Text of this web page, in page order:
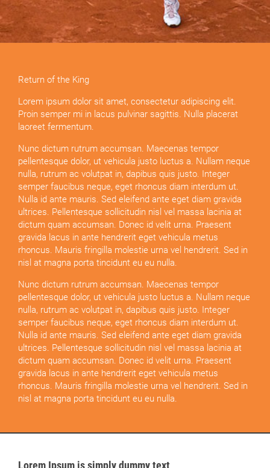
Return of the King
Lorem ipsum dolor sit amet, consectetur adipiscing elit.
Proin semper mi in lacus pulvinar sagittis. Nulla placerat
laoreet fermentum.
Nunc dictum rutrum accumsan. Maecenas tempor
pellentesque dolor, ut vehicula justo luctus a. Nullam neque
nulla, rutrum ac volutpat in, dapibus quis justo. Integer
semper faucibus neque, eget rhoncus diam interdum ut.
Nulla id ante mauris. Sed eleifend ante eget diam gravida
ultrices. Pellentesque sollicitudin nisl vel massa lacinia at
dictum quam accumsan. Donec id velit urna. Praesent
gravida lacus in ante hendrerit eget vehicula metus
rhoncus. Mauris fringilla molestie urna vel hendrerit. Sed in
nisl at magna porta tincidunt eu eu nulla.
Nunc dictum rutrum accumsan. Maecenas tempor
pellentesque dolor, ut vehicula justo luctus a. Nullam neque
nulla, rutrum ac volutpat in, dapibus quis justo. Integer
semper faucibus neque, eget rhoncus diam interdum ut.
Nulla id ante mauris. Sed eleifend ante eget diam gravida
ultrices. Pellentesque sollicitudin nisl vel massa lacinia at
dictum quam accumsan. Donec id velit urna. Praesent
gravida lacus in ante hendrerit eget vehicula metus
rhoncus. Mauris fringilla molestie urna vel hendrerit. Sed in
nisl at magna porta tincidunt eu eu nulla.
Lorem Ipsum is simply dummy text